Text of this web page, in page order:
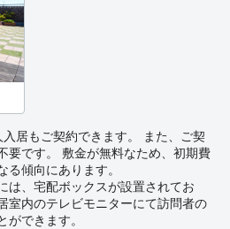
入居もご契約できます。 また、ご契
要です。 敷金が無料なため、初期費
る傾向にあります。
は、宅配ボックスが設置されてお
室内のテレビモニターにて訪問者の
ができます。